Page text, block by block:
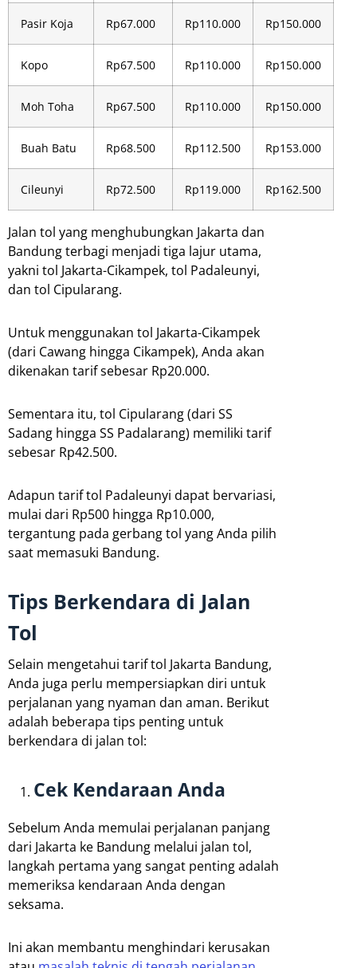
Pasir Koja Rp67.000 Rp110.000 Rp150.000
Kopo Rp67.500 Rp110.000 Rp150.000
Moh Toha Rp67.500 Rp110.000 Rp150.000
Buah Batu Rp68.500 Rp112.500 Rp153.000
Cileunyi Rp72.500 Rp119.000 Rp162.500
Jalan tol yang menghubungkan Jakarta dan
Bandung terbagi menjadi tiga lajur utama,
yakni tol Jakarta-Cikampek, tol Padaleunyi,
dan tol Cipularang.
Untuk menggunakan tol Jakarta-Cikampek
(dari Cawang hingga Cikampek), Anda akan
dikenakan tarif sebesar Rp20.000.
Sementara itu, tol Cipularang (dari SS
Sadang hingga SS Padalarang) memiliki tarif
sebesar Rp42.500.
Adapun tarif tol Padaleunyi dapat bervariasi,
mulai dari Rp500 hingga Rp10.000,
tergantung pada gerbang tol yang Anda pilih
saat memasuki Bandung.
Tips Berkendara di Jalan
Tol
Selain mengetahui tarif tol Jakarta Bandung,
Anda juga perlu mempersiapkan diri untuk
perjalanan yang nyaman dan aman. Berikut
adalah beberapa tips penting untuk
berkendara di jalan tol:
Cek Kendaraan Anda
Sebelum Anda memulai perjalanan panjang
dari Jakarta ke Bandung melalui jalan tol,
langkah pertama yang sangat penting adalah
memeriksa kendaraan Anda dengan
seksama.
Ini akan membantu menghindari kerusakan